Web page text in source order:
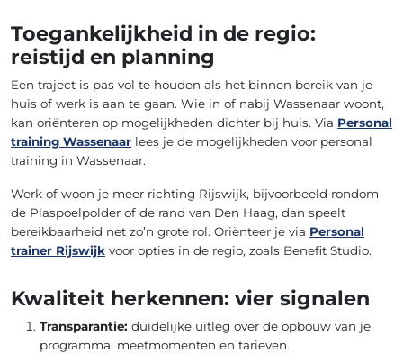
Toegankelijkheid in de regio:
reistijd en planning
Een traject is pas vol te houden als het binnen bereik van je
huis of werk is aan te gaan. Wie in of nabij Wassenaar woont,
kan oriënteren op mogelijkheden dichter bij huis. Via Personal
training Wassenaar lees je de mogelijkheden voor personal
training in Wassenaar.
Werk of woon je meer richting Rijswijk, bijvoorbeeld rondom
de Plaspoelpolder of de rand van Den Haag, dan speelt
bereikbaarheid net zo’n grote rol. Oriënteer je via Personal
trainer Rijswijk voor opties in de regio, zoals Benefit Studio.
Kwaliteit herkennen: vier signalen
Transparantie: duidelijke uitleg over de opbouw van je
programma, meetmomenten en tarieven.